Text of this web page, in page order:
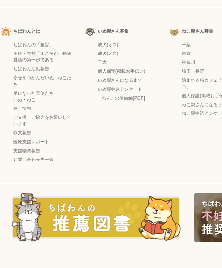
ちばわんとは
ちばわんの「趣旨」
不妊・去勢手術こそが、動物
愛護の第一歩である
ちばわん活動報告
幸せをつかんだいぬ・ねこた
ち
星になった天使たち
いぬ ・ ねこ
迷子情報
ご支援・ご協力をお願いして
います
収支報告
医療支援レポート
支援物資報告
お問い合わせ先一覧
いぬ親さん募集
成犬(オス)
成犬(メス)
子犬
個人保護(掲載お手伝い)
いぬ親さんになるまで
いぬ親申込アンケート
− わんこの準備編[PDF]
ねこ親さん募集
千葉
東京
神奈川
埼玉・長野
泊まれる猫カフェ
コ」
個人保護(掲載お手
ねこ親さんになる
ねこ親申込アンケ